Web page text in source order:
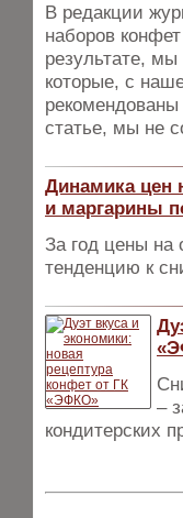
В редакции
наборов
результате,
которые, с
рекомендованы
статье, мы не
Динамика цен
и маргарины
За год цены на
тенденцию к
–
кондитерских